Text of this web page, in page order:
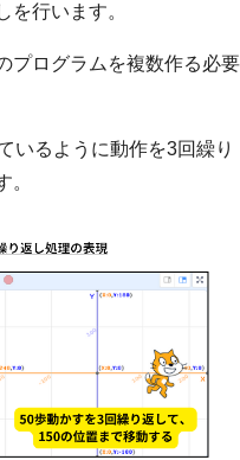
を行います。
プログラムを複数作る必要
いるように動作を3回繰り
。